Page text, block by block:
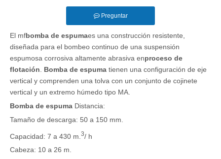
Preguntar
El mfbomba de espumaes una construcción resistente,
diseñada para el bombeo continuo de una suspensión
espumosa corrosiva altamente abrasiva enproceso de
flotación
Bomba de espuma tienen una configuración de eje
vertical y comprenden una tolva con un conjunto de cojinete
vertical y un extremo húmedo tipo MA.
Bomba de espuma Distancia:
Tamaño de descarga: 50 a 150 mm.
Capacidad: 7 a 430 m. 3/ h
Cabeza: 10 a 26 m.